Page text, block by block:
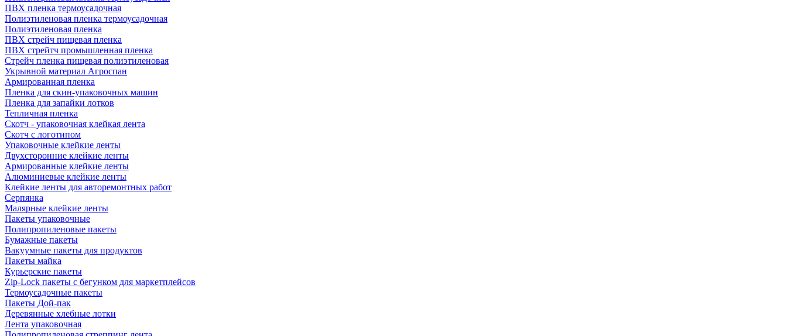
ПВХ пленка термоусадочная
Полиэтиленовая пленка термоусадочная
Полиэтиленовая пленка
ПВХ стрейч пищевая пленка
ПВХ стрейтч промышленная пленка
Стрейч пленка пищевая полиэтиленовая
Укрывной материал Агроспан
Армированная пленка
Пленка для скин-упаковочных машин
Пленка для запайки лотков
Тепличная пленка
Скотч - упаковочная клейкая лента
Скотч с логотипом
Упаковочные клейкие ленты
Двухсторонние клейкие ленты
Армированные клейкие ленты
Алюминиевые клейкие ленты
Клейкие ленты для авторемонтных работ
Серпянка
Малярные клейкие ленты
Пакеты упаковочные
Полипропиленовые пакеты
Бумажные пакеты
Вакуумные пакеты для продуктов
Пакеты майка
Курьерские пакеты
Zip-Lock пакеты с бегунком для маркетплейсов
Термоусадочные пакеты
Пакеты Дой-пак
Деревянные хлебные лотки
Лента упаковочная